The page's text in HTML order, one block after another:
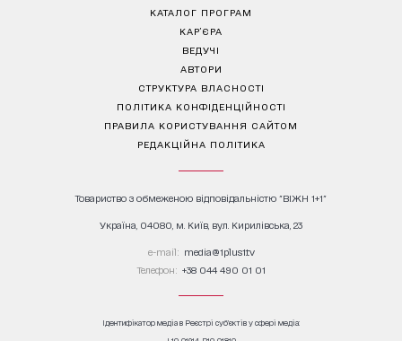
КАТАЛОГ ПРОГРАМ
КАР’ЄРА
ВЕДУЧІ
АВТОРИ
СТРУКТУРА ВЛАСНОСТІ
ПОЛІТИКА КОНФІДЕНЦІЙНОСТІ
ПРАВИЛА КОРИСТУВАННЯ САЙТОМ
РЕДАКЦІЙНА ПОЛІТИКА
Товариство з обмеженою відповідальністю "ВІЖН 1+1"
Україна, 04080, м. Київ, вул. Кирилівська, 23
е-mail: media@1plus1.tv
Телефон: +38 044 490 01 01
Ідентифікатор медіа в Реєстрі суб’єктів у сфері медіа: